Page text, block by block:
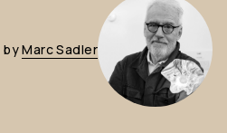
byMarcSadler